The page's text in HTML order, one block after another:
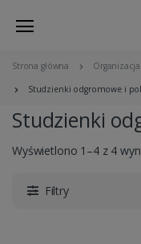
Strona główna
Studzienki odgromowe i
Studzienki
Wyświetlono 1–4 z 4
Filtry